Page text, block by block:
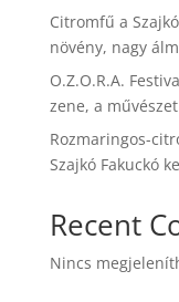
Citromfű a
növény, nagy
O.Z.O.R.A.
zene, a
Rozmaringos-
Szajkó Fakuckó
Recent
Nincs